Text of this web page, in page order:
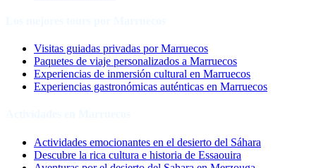
Visitas guiadas privadas por Marruecos
Paquetes de viaje personalizados a Marruecos
Experiencias de inmersión cultural en Marruecos
Experiencias gastronómicas auténticas en Marruecos
Actividades emocionantes en el desierto del Sáhara
Descubre la rica cultura e historia de Essaouira